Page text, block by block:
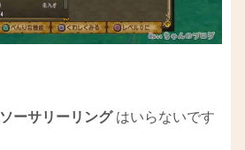
ソーサリーリングはいらないです